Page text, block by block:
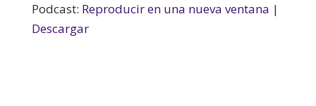
Podcast: Reproducir en una nueva ventana |
Descargar